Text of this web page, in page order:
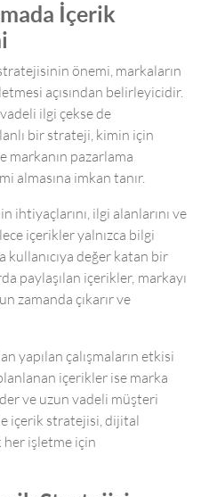
İçerik
önemi, markaların
açısından belirleyicidir.
ilgi çekse de
bir strateji, kimin için
pazarlama
almasına imkan tanır.
ihtiyaçlarını, ilgi alanlarını ve
içerikler yalnızca bilgi
kullanıcıya değer katan bir
paylaşılan içerikler, markayı
zamanda çıkarır ve
yapılan çalışmaların etkisi
içerikler ise marka
ve uzun vadeli müşteri
içerik stratejisi, dijital
her işletme için